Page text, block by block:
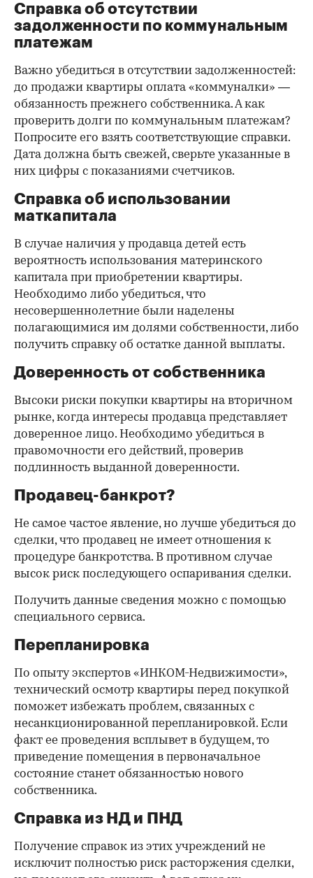
Справка об отсутствии
задолженности по коммунальным
платежам
Важно убедиться в отсутствии задолженностей:
до продажи квартиры оплата «коммуналки» —
обязанность прежнего собственника. А как
проверить долги по коммунальным платежам?
Попросите его взять соответствующие справки.
Дата должна быть свежей, сверьте указанные в
них цифры с показаниями счетчиков.
Справка об использовании
маткапитала
В случае наличия у продавца детей есть
вероятность использования материнского
капитала при приобретении квартиры.
Необходимо либо убедиться, что
несовершеннолетние были наделены
полагающимися им долями собственности, либо
получить справку об остатке данной выплаты.
Доверенность от собственника
Высоки риски покупки квартиры на вторичном
рынке, когда интересы продавца представляет
доверенное лицо. Необходимо убедиться в
правомочности его действий, проверив
подлинность выданной доверенности.
Продавец-банкрот?
Не самое частое явление, но лучше убедиться до
сделки, что продавец не имеет отношения к
процедуре банкротства. В противном случае
высок риск последующего оспаривания сделки.
Получить данные сведения можно с помощью
специального сервиса.
Перепланировка
По опыту экспертов «ИНКОМ-Недвижимости»,
технический осмотр квартиры перед покупкой
поможет избежать проблем, связанных с
несанкционированной перепланировкой. Если
факт ее проведения всплывет в будущем, то
приведение помещения в первоначальное
состояние станет обязанностью нового
собственника.
Справка из НД и ПНД
Получение справок из этих учреждений не
исключит полностью риск расторжения сделки,